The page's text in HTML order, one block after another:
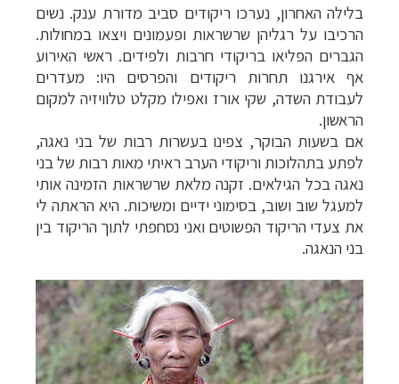
בלילה האחרון, נערכו ריקודים סביב מדורת ענק. נשים
הרכיבו על רגליהן שרשראות ופעמונים ויצאו במחולות.
הגברים הפליאו בריקודי חרבות ולפידים. ראשי האירוע
אף אירגנו תחרות ריקודים והפרסים היו: מעדרים
לעבודת השדה, שקי אורז ואפילו מקלט טלוויזיה למקום
הראשון.
אם בשעות הבוקר, צפינו בעשרות רבות של בני נאגה,
לפתע בתהלוכות וריקודי הערב ראיתי מאות רבות של בני
נאגה בכל הגילאים. זקנה מלאת שרשראות הזמינה אותי
למעגל שוב ושוב, בסימוני ידיים ומשיכות. היא הראתה לי
את צעדי הריקוד הפשוטים ואני נסחפתי לתוך הריקוד בין
בני הנאגה.